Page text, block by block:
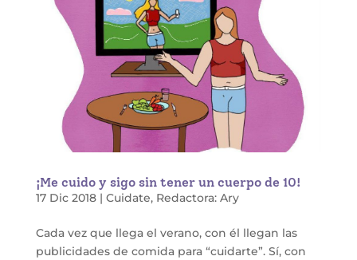
¡Me cuido y sigo sin tener un cuerpo de 10!
17 Dic 2018| Cuidate, Redactora: Ary
Cada vez que llega el verano, con él llegan las
publicidades de comida para “cuidarte”. Sí, con